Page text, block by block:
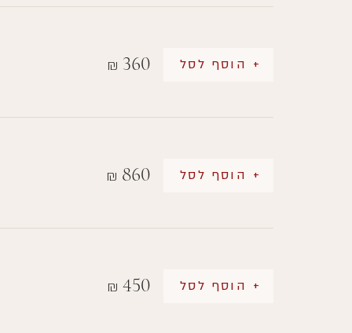
₪ 360 + הוסף לסל
₪ 860 + הוסף לסל
₪ 450 + הוסף לסל